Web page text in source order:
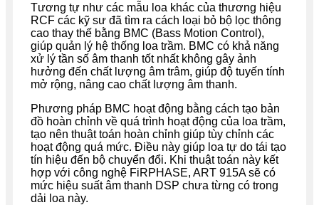
Tương tự như các mẫu loa khác của thương hiệu
RCF các kỹ sư đã tìm ra cách loại bỏ bộ lọc thông
cao thay thế bằng BMC (Bass Motion Control),
giúp quản lý hệ thống loa trầm. BMC có khả năng
xử lý tần số âm thanh tốt nhất không gây ảnh
hưởng đến chất lượng âm trâm, giúp độ tuyến tính
mở rộng, nâng cao chất lượng âm thanh.
Phương pháp BMC hoạt động bằng cách tạo bản
đồ hoàn chỉnh về quá trình hoạt động của loa trầm,
tạo nên thuật toán hoàn chỉnh giúp tùy chỉnh các
hoạt động quá mức. Điều này giúp loa tự do tái tạo
tín hiệu đến bộ chuyển đổi. Khi thuật toán này kết
hợp với công nghệ FiRPHASE, ART 915A sẽ có
mức hiệu suất âm thanh DSP chưa từng có trong
dải loa này.